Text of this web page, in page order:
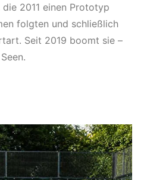
2011 einen Prototyp
folgten und schließlich
Seit 2019 boomt sie –